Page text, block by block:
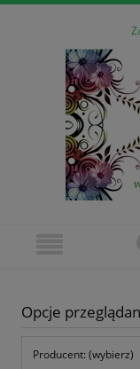
Opcje
Producent: (wybierz)